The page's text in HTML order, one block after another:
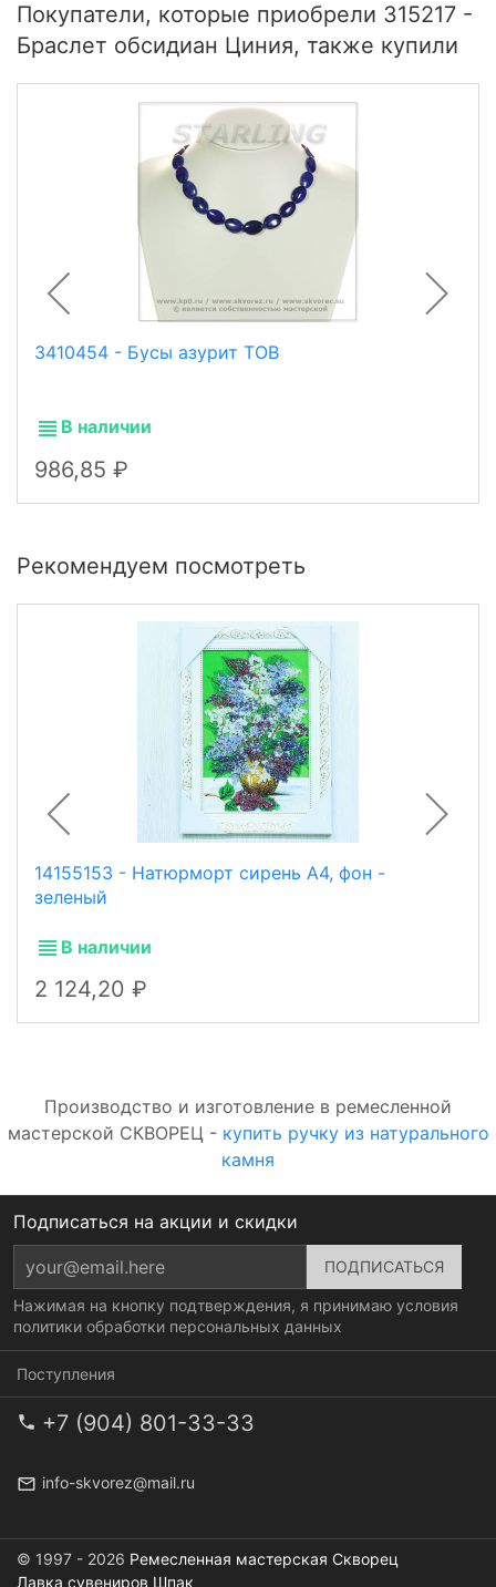
Покупатели, которые приобрели 315217 -
Браслет обсидиан Циния, также купили
3410454 - Бусы азурит ТОВ
В наличии
986,85
Рекомендуем посмотреть
14155153 - Натюрморт сирень А4, фон -
зеленый
В наличии
2 124,20
Производство и изготовление в ремесленной
мастерской СКВОРЕЦ - купить ручку из натурального
камня
Подписаться на акции и скидки
Нажимая на кнопку подтверждения, я принимаю условия
политики обработки персональных данных
Поступления
+7 (904) 801-33-33
info-skvorez@mail.ru
© 1997 - 2026 Ремесленная мастерская Скворец
Лавка сувениров Шпак